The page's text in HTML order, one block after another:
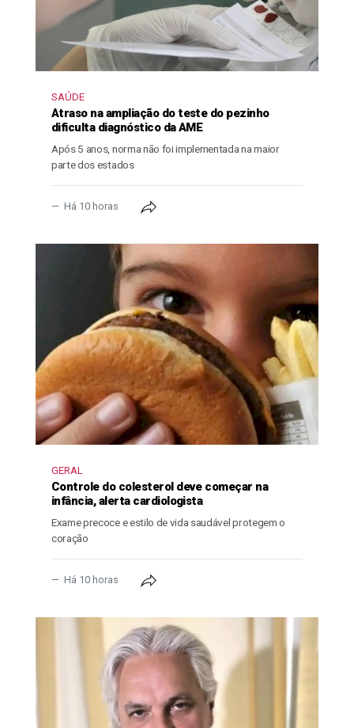
SAÚDE
Atraso na ampliação do teste do pezinho
dificulta diagnóstico da AME
Após 5 anos, norma não foi implementada na maior
parte dos estados
Há 10 horas
GERAL
Controle do colesterol deve começar na
infância, alerta cardiologista
Exame precoce e estilo de vida saudável protegem o
coração
Há 10 horas